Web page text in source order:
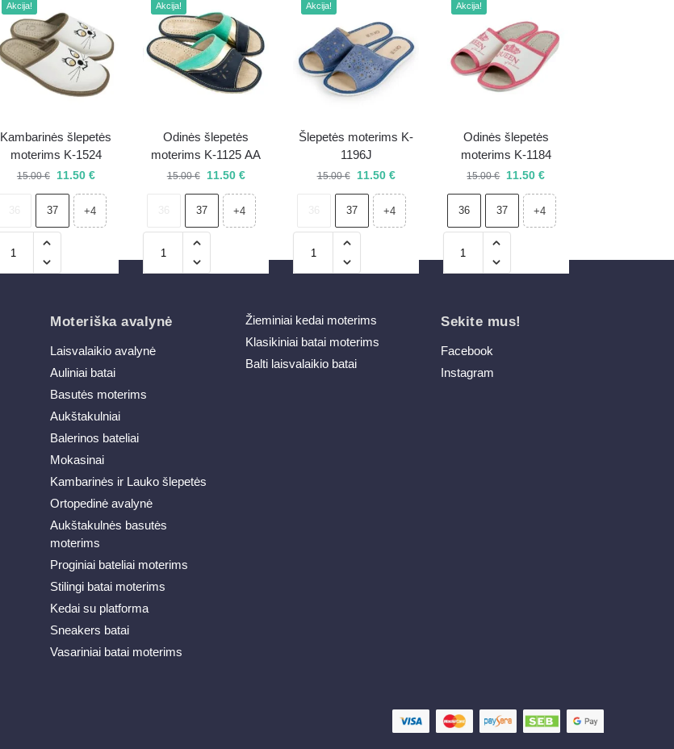
Akcija!
Kambarinės šlepetės
moterims K-1524
15.00€ 11.50 €
37 +4
Akcija!
Odinės šlepetės
moterims K-1125 AA
15.00€ 11.50 €
37 +4
Akcija!
Šlepetės moterims K-
1196J
15.00€ 11.50 €
37 +4
Akcija!
Odinės šlepetės
moterims K-1184
15.00€ 11.50€
36 37 +4
Moteriška avalynė
Laisvalaikio avalynė
Auliniai batai
Basutės moterims
Aukštakulniai
Balerinos bateliai
Mokasinai
Kambarinės ir Lauko šlepetės
Ortopedinė avalynė
Aukštakulnės basutės
moterims
Proginiai bateliai moterims
Stilingi batai moterims
Kedai su platforma
Sneakers batai
Vasariniai batai moterims
Žieminiai kedai moterims
Klasikiniai batai moterims
Balti laisvalaikio batai
Sekite mus!
Facebook
Instagram